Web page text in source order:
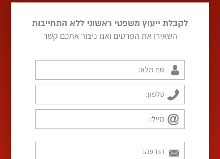
לקבלת ייעוץ משפטי ראשוני ללא התחייבות
השאירו את הפרטים ואנו ניצור אתכם קשר